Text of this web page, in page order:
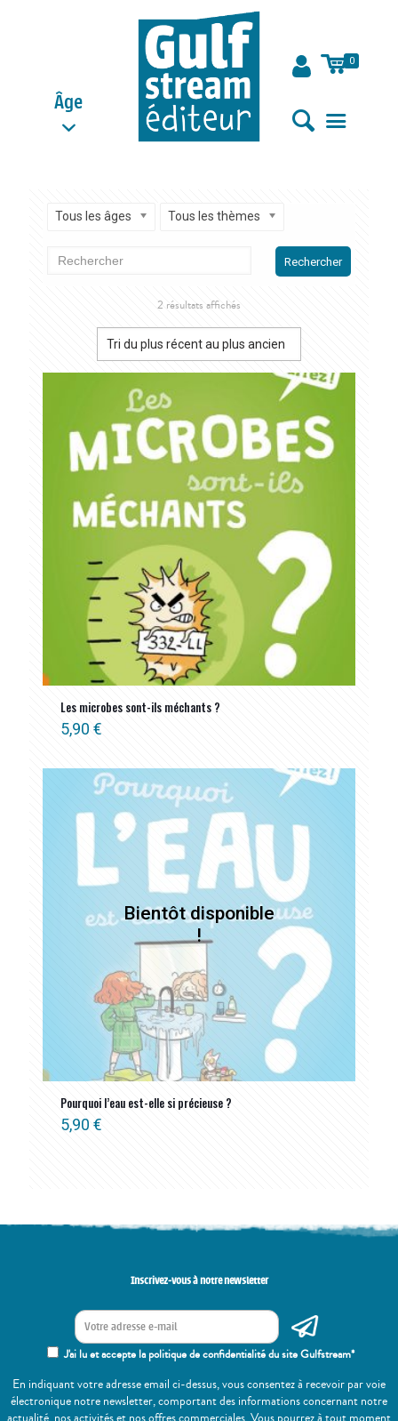
Âge
0
Tous les âges Tous les thèmes
Rechercher
2 résultats affichés
plus
au
Les microbes sont-ils méchants ?
5,90 €
Pourquoi l’eau est-elle si précieuse ?
5,90 €
Inscrivez-vous à notre newsletter
J'ai lu et accepte la politique de confidentialité du site Gulfstream*
En indiquant votre adresse email ci-dessus, vous consentez à recevoir par voie
électronique notre newsletter, comportant des informations concernant notre